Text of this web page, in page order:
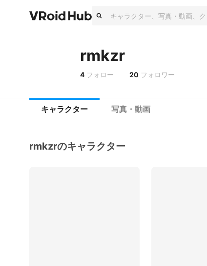
rmkzr
4 フォロー 20 フォロワー
キャラクター 写真・動画
rmkzrのキャラクター